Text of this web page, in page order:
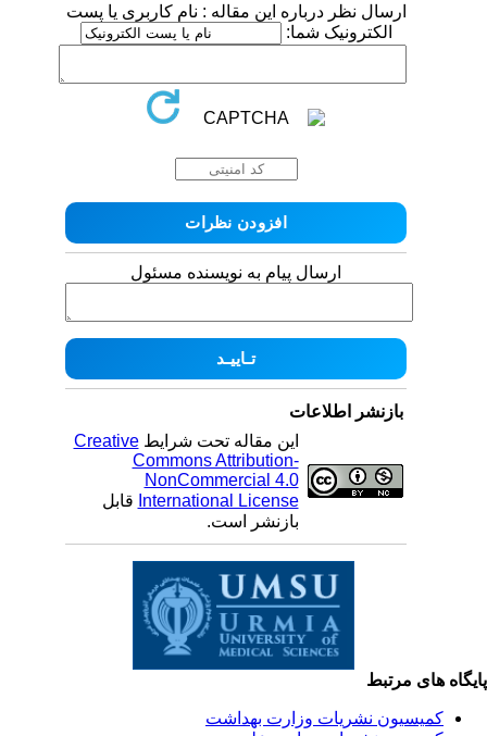
ارسال نظر درباره این مقاله : نام کاربری یا پست
الکترونیک شما:
ارسال پیام به نویسنده مسئول
بازنشر اطلاعات
این مقاله تحت شرایطCreative
Commons Attribution-
NonCommercial 4.0
International Licenseقابل
بازنشر است.
های مرتبط
کمیسیون نشریات وزارت بهداشت